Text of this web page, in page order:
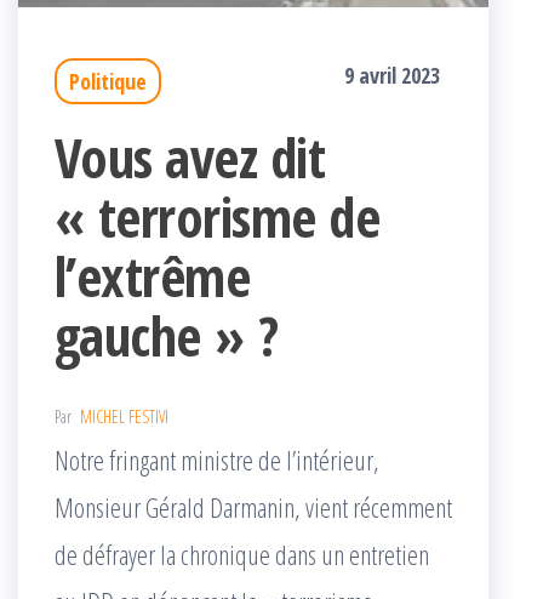
Politique 9 avril 2023
Vous avez dit
« terrorisme de
l’extrême
gauche » ?
Par MICHEL FESTIVI
Notre fringant ministre de l’intérieur,
Monsieur Gérald Darmanin, vient récemment
de défrayer la chronique dans un entretien